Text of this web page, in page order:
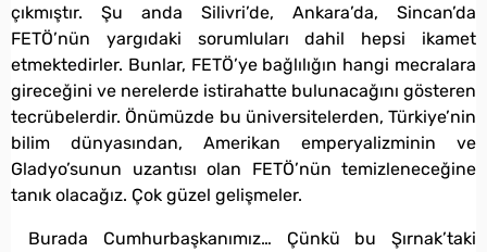
çıkmıştır. Şu anda Silivri’de, Ankara’da, Sincan’da
FETÖ’nün yargıdaki sorumluları dahil hepsi ikamet
etmektedirler. Bunlar, FETÖ’ye bağlılığın hangi mecralara
gireceğini ve nerelerde istirahatte bulunacağını gösteren
tecrübelerdir. Önümüzde bu üniversitelerden, Türkiye’nin
bilim dünyasından, Amerikan emperyalizminin ve
Gladyo’sunun uzantısı olan FETÖ’nün temizleneceğine
tanık olacağız. Çok güzel gelişmeler.
Burada Cumhurbaşkanımız… Çünkü bu Şırnak’taki